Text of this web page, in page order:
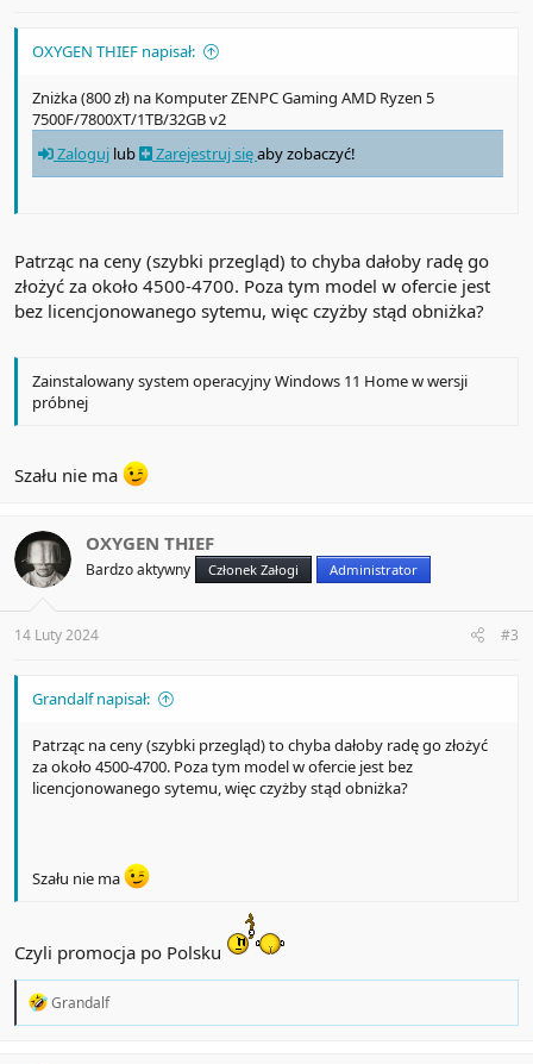
OXYGEN THIEF napisał:
Zniżka (800 zł) na Komputer ZENPC Gaming AMD Ryzen 5
7500F/7800XT/1TB/32GB v2
Zaloguj lub Zarejestruj sięaby zobaczyć!
Patrząc na ceny (szybki przegląd) to chyba dałoby radę go
złożyć za około 4500-4700. Poza tym model w ofercie jest
bez licencjonowanego sytemu, więc czyżby stąd obniżka?
Zainstalowany system operacyjny Windows 11 Home w wersji
próbnej
Szału nie ma
OXYGEN THIEF
Bardzo aktywny Członek Załogi Administrator
14 Luty 2024 #3
Grandalf napisał:
Patrząc na ceny (szybki przegląd) to chyba dałoby radę go złożyć
za około 4500-4700. Poza tym model w ofercie jest bez
licencjonowanego sytemu, więc czyżby stąd obniżka?
Szału nie ma
Czyli promocja po Polsku
R
Grandalf